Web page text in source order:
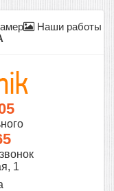
Наши работы
1